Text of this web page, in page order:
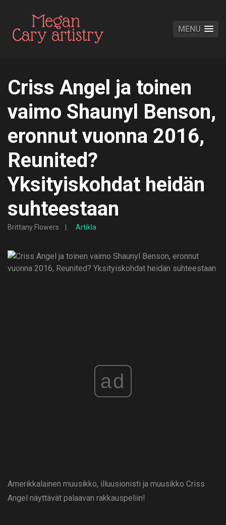
MENU
Criss Angel ja toinen
vaimo Shaunyl Benson,
eronnut vuonna 2016,
Reunited?
Yksityiskohdat heidän
suhteestaan
Brittany Flowers Artikla
ad
Amerikkalainen muusikko, illuusionisti ja muusikko Criss
Angel näyttävät palaavan rakkauspeliin!